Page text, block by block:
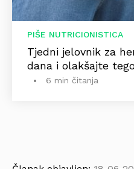
PIŠE NUTRICIONISTICA
Tjedni jelovnik za
dana i olakšajte
6 min čitanja